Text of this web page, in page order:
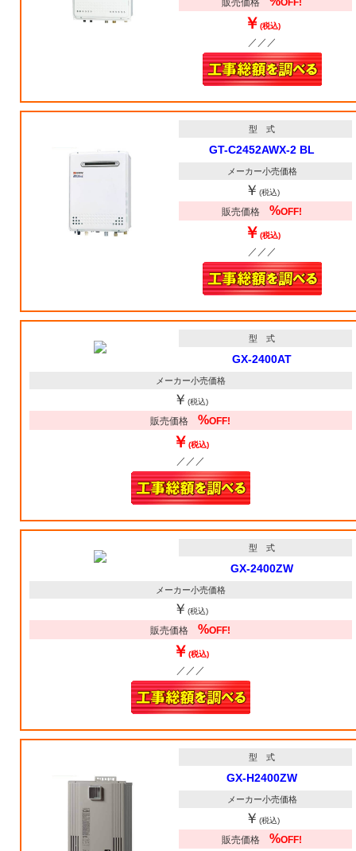
販売価格 OFF!
￥ (税込)
／／／
型 式
GT-C2452AWX-2 BL
メーカー小売価格
￥ (税込)
販売価格%OFF!
￥ (税込)
／／／
型 式
GX-2400AT
メーカー小売価格
￥ (税込)
販売価格%OFF!
￥ (税込)
／／／
型 式
GX-2400ZW
メーカー小売価格
￥ (税込)
販売価格%OFF!
￥ (税込)
／／／
型 式
GX-H2400ZW
メーカー小売価格
￥ (税込)
販売価格%OFF!